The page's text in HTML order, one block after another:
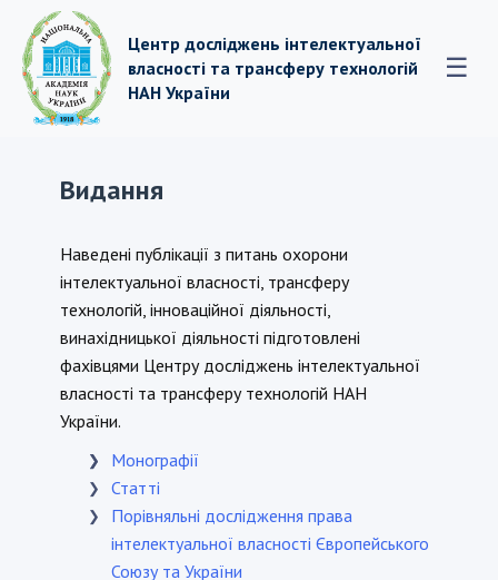
Центр досліджень інтелектуальної
власності та трансферу технологій
НАН України
☰
Видання
Наведені публікації з питань охорони
інтелектуальної власності, трансферу
технологій, інноваційної діяльності,
винахідницької діяльності підготовлені
фахівцями Центру досліджень інтелектуальної
власності та трансферу технологій НАН
України.
❯
❯ Монографії
❯ Статті
❯
Порівняльні дослідження права
інтелектуальної власності Європейського
Союзу та України